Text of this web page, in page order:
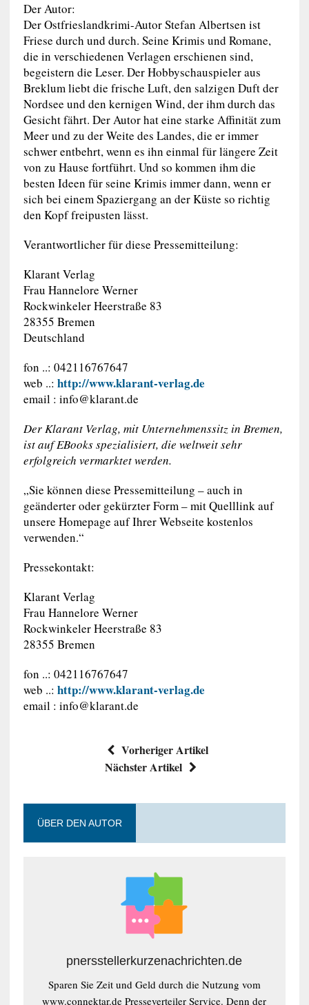
Der Autor:
Der Ostfrieslandkrimi-Autor Stefan Albertsen ist
Friese durch und durch. Seine Krimis und Romane,
die in verschiedenen Verlagen erschienen sind,
begeistern die Leser. Der Hobbyschauspieler aus
Breklum liebt die frische Luft, den salzigen Duft der
Nordsee und den kernigen Wind, der ihm durch das
Gesicht fährt. Der Autor hat eine starke Affinität zum
Meer und zu der Weite des Landes, die er immer
schwer entbehrt, wenn es ihn einmal für längere Zeit
von zu Hause fortführt. Und so kommen ihm die
besten Ideen für seine Krimis immer dann, wenn er
sich bei einem Spaziergang an der Küste so richtig
den Kopf freipusten lässt.
Verantwortlicher für diese Pressemitteilung:
Klarant Verlag
Frau Hannelore Werner
Rockwinkeler Heerstraße 83
28355 Bremen
Deutschland
fon ..: 042116767647
web ..: http://www.klarant-verlag.de
email : info@klarant.de
Der Klarant Verlag, mit Unternehmenssitz in Bremen,
ist auf EBooks spezialisiert, die weltweit sehr
erfolgreich vermarktet werden.
„Sie können diese Pressemitteilung – auch in
geänderter oder gekürzter Form – mit Quelllink auf
unsere Homepage auf Ihrer Webseite kostenlos
verwenden.“
Pressekontakt:
Klarant Verlag
Frau Hannelore Werner
Rockwinkeler Heerstraße 83
28355 Bremen
fon ..: 042116767647
web ..: http://www.klarant-verlag.de
email : info@klarant.de
Vorheriger Artikel
Nächster Artikel
ÜBER DEN AUTOR
pnersstellerkurzenachrichten.de
Sparen Sie Zeit und Geld durch die Nutzung vom
www.connektar.de Presseverteiler Service. Denn der